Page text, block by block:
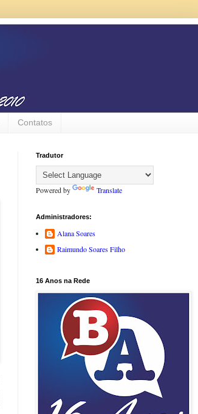
Contatos
Tradutor
Powered by Translate
Administradores:
Alana Soares
Raimundo Soares Filho
16 Anos na Rede